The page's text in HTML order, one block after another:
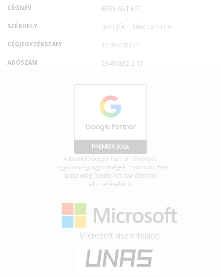
CÉGNÉV BERE-NET KFT.
SZÉKHELY 4611 JÉKE, TÁNCSICS U. 8.
CÉGJEGYZÉKSZÁM 15 09 078137
ADÓSZÁM 23486382-2-15
A Kiemelt Google Partner jelvényt a
magyarországi ügynökségek maximum 3%-a
kapja meg Google Ads szakértelme
elismeréseként.
Microsoft viszonteladó